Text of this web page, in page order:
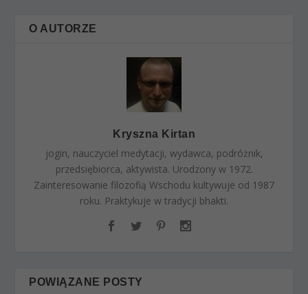
O AUTORZE
Kryszna Kirtan
jogin, nauczyciel medytacji, wydawca, podróżnik,
przedsiębiorca, aktywista. Urodzony w 1972.
Zainteresowanie filozofią Wschodu kultywuje od 1987
roku. Praktykuje w tradycji bhakti.
POWIĄZANE POSTY